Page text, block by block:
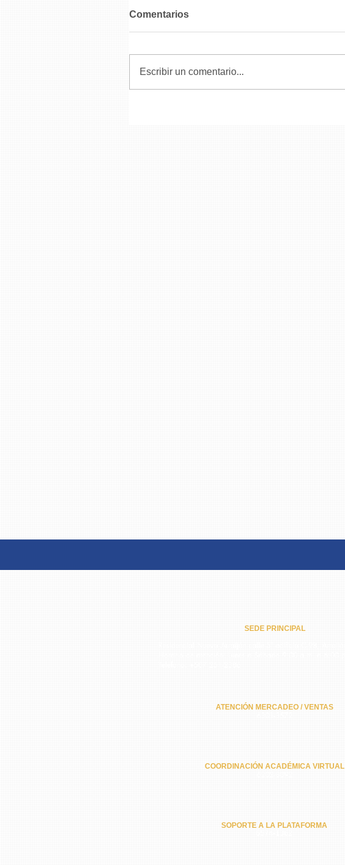
Comentarios
Escribir un comentario...
SEDE PRINCIPAL​
ATENCIÓN MERCADEO / VENTAS
COORDINACIÓN ACADÉMICA VIRTUAL
SOPORTE A LA PLATAFORMA